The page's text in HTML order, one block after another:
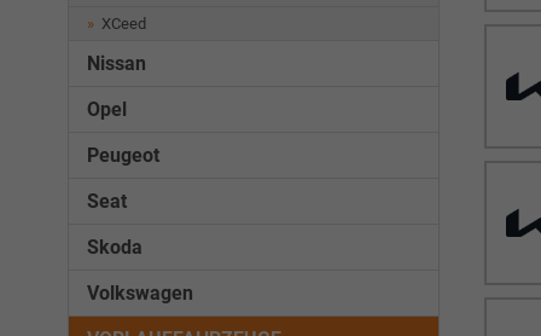
XCeed
Nissan
Opel
Peugeot
Seat
Skoda
Volkswagen